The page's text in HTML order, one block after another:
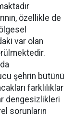
özellikle de
var olan
şehrin bütünü
farklılıklar
dengesizlikleri
sorunların